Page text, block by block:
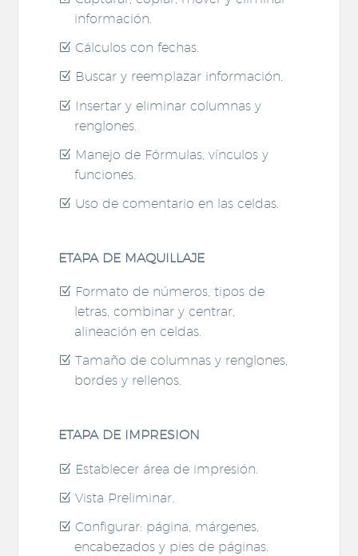
información.
Cálculos con fechas.
Buscar y reemplazar información.
Insertar y eliminar columnas y
renglones.
Manejo de Fórmulas, vínculos y
funciones.
Uso de comentario en las celdas.
ETAPA DE MAQUILLAJE
Formato de números, tipos de
letras, combinar y centrar,
alineación en celdas.
Tamaño de columnas y renglones,
bordes y rellenos.
ETAPA DE IMPRESION
Establecer área de impresión.
Vista Preliminar.
Configurar: página, márgenes,
encabezados y pies de páginas.